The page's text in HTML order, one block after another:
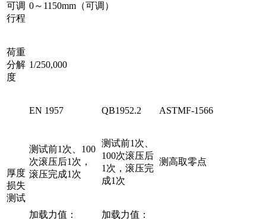
可调
行程
0～1150mm（可调）
荷重
分解
度
1/250,000
厚度
损失
测试
EN 1957 QB1952.2 ASTMF-1566
测试前1次、100
次滚压后1次，
滚压完成1次
测试前1次、
100次滚压后
1次，滚压完
成1次
测高取零点
加载力值： 加载力值：